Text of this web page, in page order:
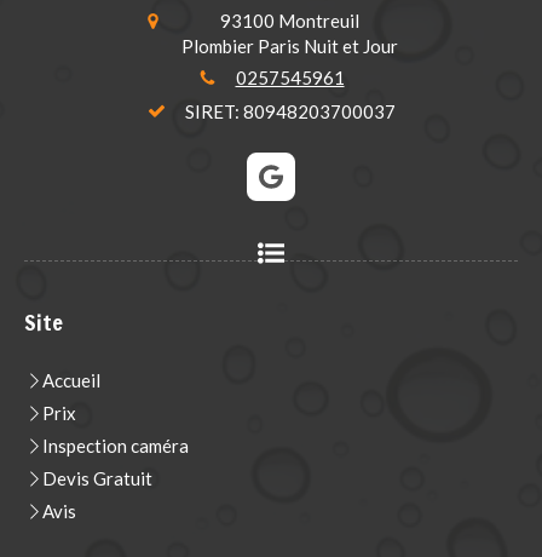
93100 Montreuil
Plombier Paris Nuit et Jour
0257545961
SIRET: 80948203700037
Site
Accueil
Prix
Inspection caméra
Devis Gratuit
Avis